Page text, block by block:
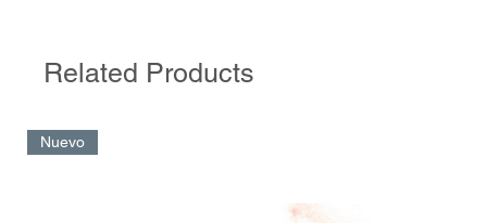
Related Products
Nuevo